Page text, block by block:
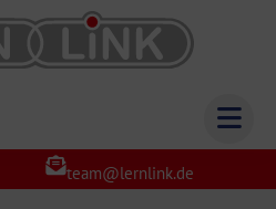
team@lernlink.de